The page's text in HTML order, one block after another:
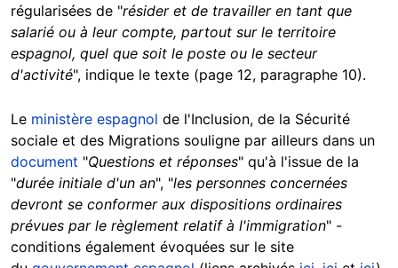
régularisées de "résider et de travailler en tant que
salarié ou à leur compte, partout sur le territoire
espagnol, quel que soit le poste ou le secteur
d'activité", indique le texte (page 12, paragraphe 10).
Le ministère espagnol de l'Inclusion, de la Sécurité
sociale et des Migrations souligne par ailleurs dans un
document "Questions et réponses" qu'à l'issue de la
"durée initiale d'un an", "les personnes concernées
devront se conformer aux dispositions ordinaires
prévues par le règlement relatif à l'immigration" -
conditions également évoquées sur le site